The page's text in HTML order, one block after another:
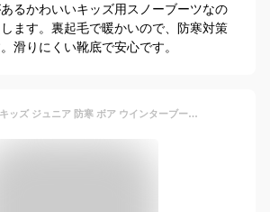
るかわいいキッズ用スノーブーツなの
ます。裏起毛で暖かいので、防寒対策
滑りにくい靴底で安心です。
スノーブーツ キッズ ジュニア 防寒 ボア ウインターブーツ おしゃれ 子供靴 スパイク ブーツ 裏起毛 あったか 軽い 痛くない 歩きやすい 滑らない 男の子 女の子 スノーブーツ ダウンブーツ キッズ ブーツ 雪遊び ムートンブーツ